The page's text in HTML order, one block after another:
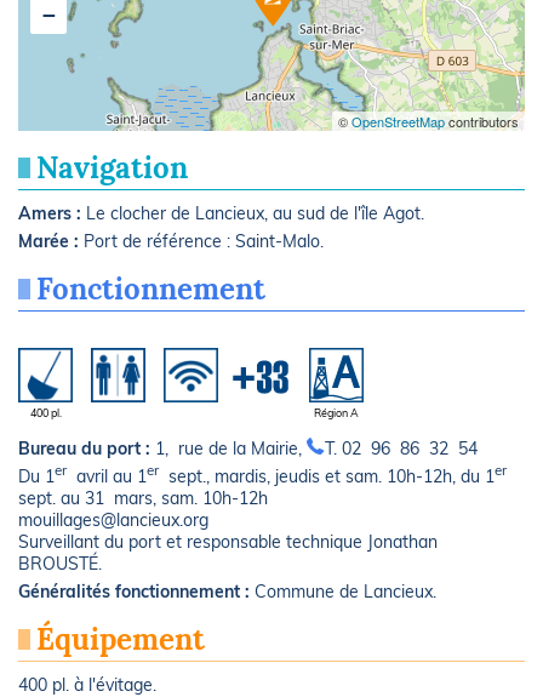
−
©OpenStreetMapcontributors
Navigation
Amers : Le clocher de Lancieux, au sud de l'île Agot.
Marée : Port de référence : Saint-Malo.
Fonctionnement
400 pl. Région A
Bureau du port : 1, rue de la Mairie,
T. 02 96 86 32 54
Du 1eravril au 1ersept., mardis, jeudis et sam. 10h-12h, du 1er
sept. au 31 mars, sam. 10h-12h
mouillages@lancieux.org
Surveillant du port et responsable technique Jonathan
BROUSTÉ.
Généralités fonctionnement : Commune de Lancieux.
Équipement
400 pl. à l'évitage.